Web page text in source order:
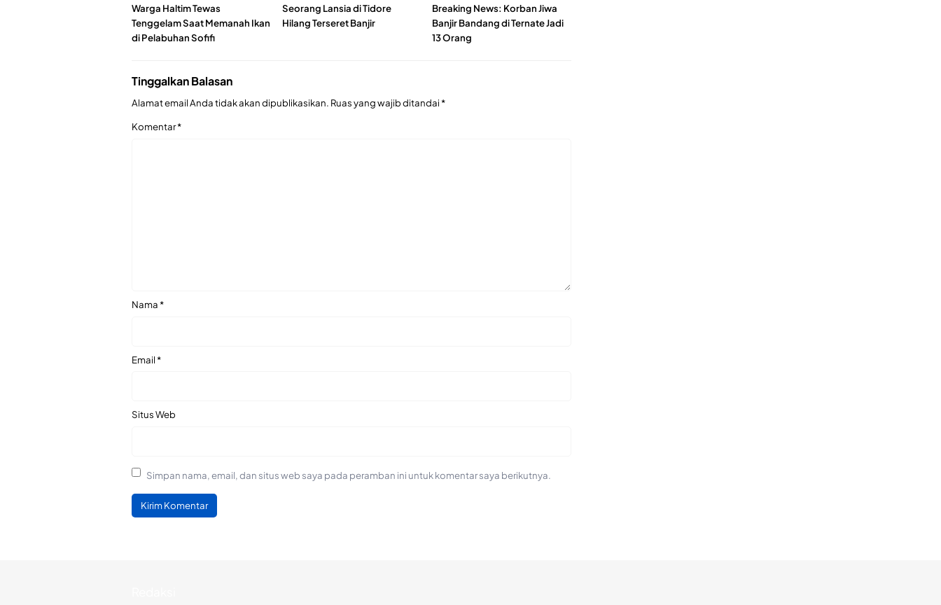
Warga Haltim Tewas
Tenggelam Saat Memanah Ikan
di Pelabuhan Sofifi
Seorang Lansia di Tidore
Hilang Terseret Banjir
Breaking News: Korban Jiwa
Banjir Bandang di Ternate Jadi
13 Orang
Tinggalkan Balasan
Alamat email Anda tidak akan dipublikasikan. Ruas yang wajib ditandai*
Komentar*
Nama*
Email*
Situs Web
Simpan nama, email, dan situs web saya pada peramban ini untuk komentar saya berikutnya.